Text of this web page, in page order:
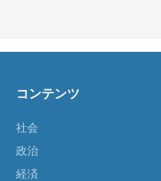
コンテンツ
社会
政治
経済